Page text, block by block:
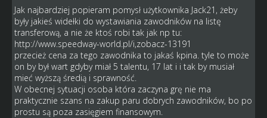
Jak najbardziej popieram pomysł użytkownika Jack21, żeby
były jakieś widełki do wystawiania zawodników na listę
transferową, a nie że ktoś robi tak jak np tu:
http://www.speedway-world.pl/i,zobacz-13191
przecież cena za tego zawodnika to jakaś kpina. tyle to może
on by był wart gdyby miał 5 talentu, 17 lat i i tak by musiał
mieć wyższą średią i sprawność.
W obecnej sytuacji osoba która zaczyna grę nie ma
praktycznie szans na zakup paru dobrych zawodników, bo po
prostu są poza zasięgiem finansowym.